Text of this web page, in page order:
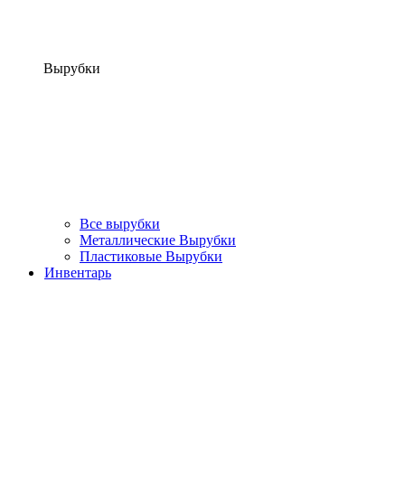
Вырубки
Все вырубки
Металлические Вырубки
Пластиковые Вырубки
Инвентарь